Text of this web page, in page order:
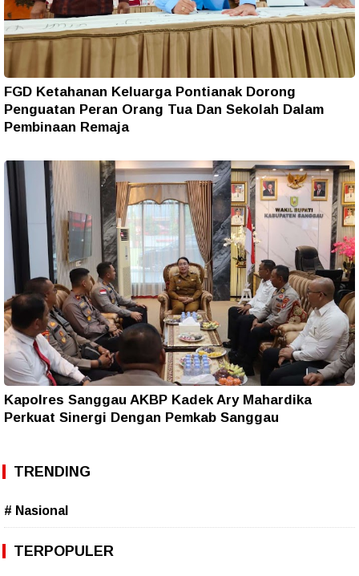
FGD Ketahanan Keluarga Pontianak Dorong
Penguatan Peran Orang Tua Dan Sekolah Dalam
Pembinaan Remaja
Kapolres Sanggau AKBP Kadek Ary Mahardika
Perkuat Sinergi Dengan Pemkab Sanggau
TRENDING
# Nasional
TERPOPULER